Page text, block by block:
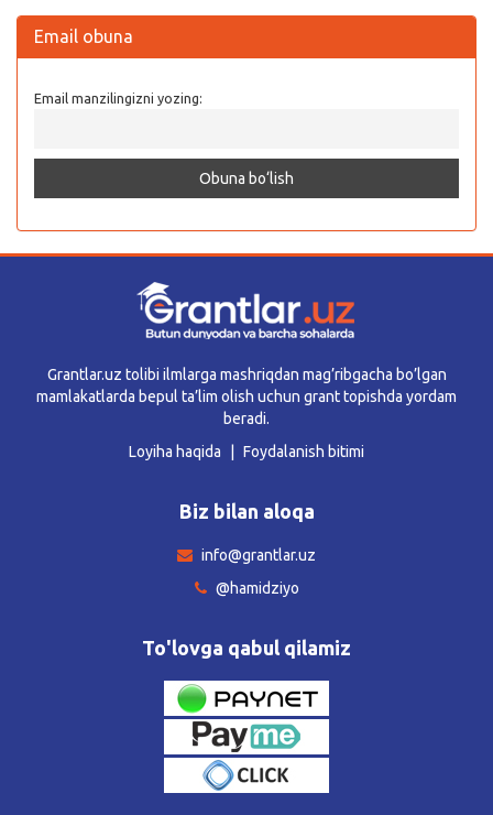
Email obuna
Email manzilingizni yozing:
Grantlar.uz tolibi ilmlarga mashriqdan mag’ribgacha bo’lgan
mamlakatlarda bepul ta’lim olish uchun grant topishda yordam
beradi.
Loyiha haqida
Foydalanish bitimi
Biz bilan aloqa
info@grantlar.uz
@hamidziyo
To'lovga qabul qilamiz